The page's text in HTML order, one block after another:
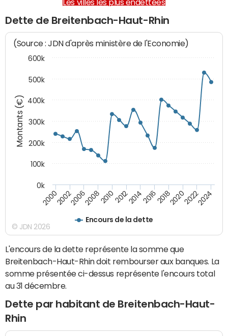
Les villes les plus endettées
Dette de Breitenbach-Haut-Rhin
Montants (€)
(Source : JDN d'après ministère de l'Economie)
Encours de la dette
200020022006200820102012201420162018202020222024
0k
100k
200k
300k
400k
500k
600k
© JDN 2026
L'encours de la dette représente la somme que
Breitenbach-Haut-Rhin doit rembourser aux banques. La
somme présentée ci-dessus représente l'encours total
au 31 décembre.
Dette par habitant de Breitenbach-Haut-
Rhin